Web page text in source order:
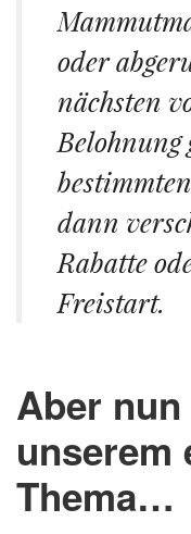
oder
nächsten
Belohnung
dann
Rabatte
Freistart.
Aber
unserem
Thema…